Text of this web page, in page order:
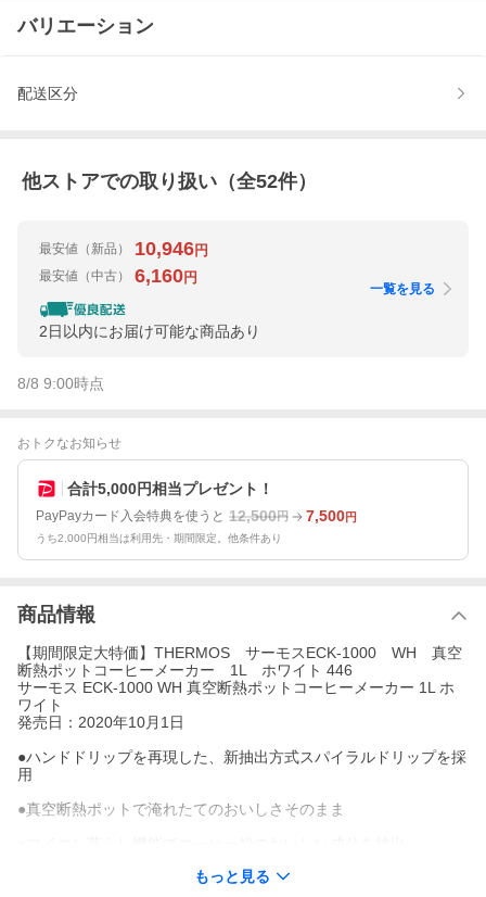
バリエーション
配送区分
他ストアでの取り扱い（全52件）
最安値 （新品） 10,946円
最安値 （中古） 6,160円
2日以内にお届け可能な商品あり
一覧を見る
8/8 9:00時点
おトクなお知らせ
合計5,000円相当プレゼント！
PayPayカード入会特典を使うと 12,500円 7,500円
うち2,000円相当は利用先・期間限定。他条件あり
商品情報
【期間限定大特価】THERMOS サーモスECK-1000 WH 真空
断熱ポットコーヒーメーカー 1L ホワイト 446
サーモス ECK-1000 WH 真空断熱ポットコーヒーメーカー 1L ホ
ワイト
発売日：2020年10月1日
●ハンドドリップを再現した、新抽出方式スパイラルドリップを採
用
●真空断熱ポットで淹れたてのおいしさそのまま
●ドリップ予約タイマー付きで前日予約ＯＫ
もっと見る